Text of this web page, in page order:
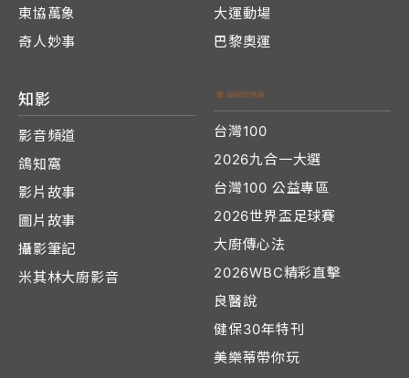
東協萬象
奇人妙事
大運動場
巴黎奧運
知影
影音頻道
鴿知窩
影片故事
圖片故事
攝影筆記
米其林大廚影音
台灣100
2026九合一大選
台灣100 公益專區
2026世界盃足球賽
大廚傳心法
2026WBC精彩直擊
良醫說
健保30年特刊
美樂蒂帶你玩